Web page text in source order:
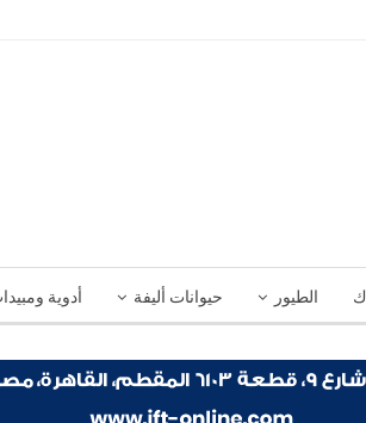
الطيور حيوانات أليفة أدوية